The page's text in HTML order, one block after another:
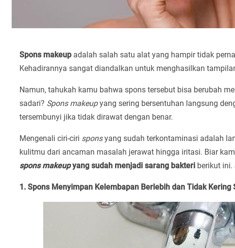
Spons makeup adalah salah satu alat yang hampir tidak
Kehadirannya sangat diandalkan untuk menghasilkan
Namun, tahukah kamu bahwa spons tersebut bisa berubah
sadari? Spons makeupyang sering bersentuhan langsung
tersembunyi jika tidak dirawat dengan benar.
Mengenali ciri-ciri sponsyang sudah terkontaminasi adalah
kulitmu dari ancaman masalah jerawat hingga iritasi. Biar
spons makeupyang sudah menjadi sarang bakteri berikut
1. Spons Menyimpan Kelembapan Berlebih dan Tidak Kering